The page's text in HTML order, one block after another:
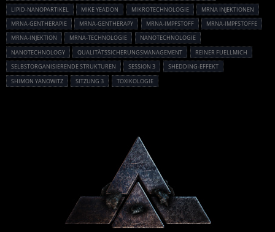
LIPID-NANOPARTIKEL
MIKE YEADON MIKROTECHNOLOGIE
MRNA INJEKTIONEN
MRNA-GENTHERAPIE
MRNA-GENTHERAPY MRNA-IMPFSTOFF
MRNA-IMPFSTOFFE
MRNA-INJEKTION
MRNA-TECHNOLOGIE
NANOTECHNOLOGIE
NANOTECHNOLOGY
QUALITÄTSSICHERUNGSMANAGEMENT
REINER FUELLMICH
SELBSTORGANISIERENDE STRUKTUREN
SESSION 3
SHEDDING-EFFEKT
SHIMON YANOWITZ
SITZUNG 3 TOXIKOLOGIE
Powered By :